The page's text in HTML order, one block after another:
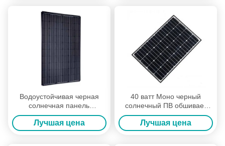
Водоустойчивая черная
солнечная панель
солнечных батарей
панелей ПВ 250 ватт
Монокрысталлине/
Лучшая цена
40 ватт Моно черный
солнечный ПВ обшивает
панелями высоким крышку
низкого уровня
пропускаемости
Лучшая цена